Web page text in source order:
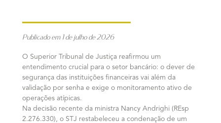
Publicado em 1 de julho de 2026
O Superior Tribunal de Justiça reafirmou um
entendimento crucial para o setor bancário: o dever de
segurança das instituições financeiras vai além da
validação por senha e exige o monitoramento ativo de
operações atípicas.
Na decisão recente da ministra Nancy Andrighi (REsp
2.276.330), o STJ restabeleceu a condenação de um